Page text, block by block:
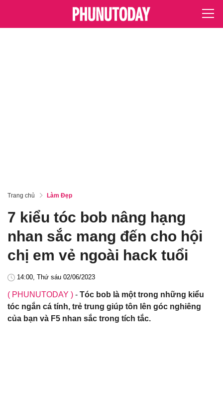
Trang chủ Làm Đẹp
7 kiểu tóc bob nâng hạng
nhan sắc mang đến cho hội
chị em vẻ ngoài hack tuổi
14:00, Thứ sáu 02/06/2023
( PHUNUTODAY ) - Tóc bob là một trong những kiểu
tóc ngắn cá tính, trẻ trung giúp tôn lên góc nghiêng
của bạn và F5 nhan sắc trong tích tắc.